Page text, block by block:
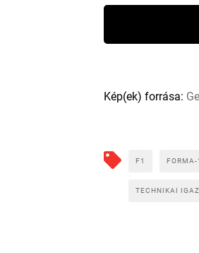
Kép(ek) forrása:
F1 FORMA-
TECHNIKAI